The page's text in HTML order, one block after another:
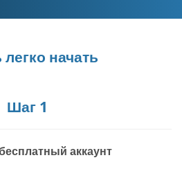
начать
Шаг 1
аккаунт